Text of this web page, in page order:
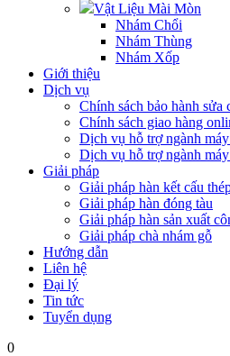
Vật Liệu Mài Mòn
Nhám Chổi
Nhám Thùng
Nhám Xốp
Giới thiệu
Dịch vụ
Chính sách bảo hành sửa
Chính sách giao hàng
Dịch vụ hỗ trợ ngành
Dịch vụ hỗ trợ ngành
Giải pháp
Giải pháp hàn kết cấu
Giải pháp hàn đóng tàu
Giải pháp hàn sản xuất
Giải pháp chà nhám gỗ
Hướng dẫn
Liên hệ
Đại lý
Tin tức
Tuyển dụng
0